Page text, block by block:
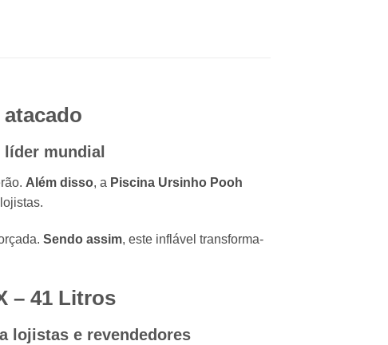
mundial
Além disso, a Piscina Ursinho Pooh
Sendo assim, este inflável transforma-
– 41 Litros
lojistas e revendedores